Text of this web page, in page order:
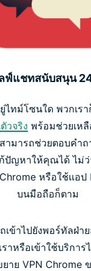
ฟ์แชทสนับสนุน
ไทม์โซนใด พวกเร
วจริง พร้อมช่วยเห
สามารถช่วยตอบคำ
ปัญหาให้คุณได้ ไม่
หรือใช้แอป
บนมือถือก็ตาม
เข้าไปยังพอร์ทัลฝ่า
ราหรือเข้าใช้บริการ
าย VPN Chrome